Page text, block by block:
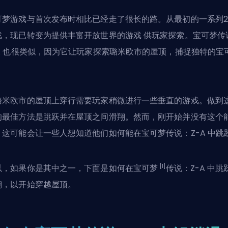
游戏与首次发布时相比已经走了很长的路。从最初的一系列
，现已转变为提供丰富开放世界的游戏供玩家探索。宝可梦传
很类似，因为它让玩家探索璐米欧市的屋顶，捕捉独特的宝
欧市的屋顶上穿行需要玩家稍微进行一些垂直的游戏。做到
佳方法是跳跃并在屋顶之间滑翔。然而，刚开始并没有这个
可能会让一些人想知道他们如何能在宝可梦传说：Z-A 中跳
如果你是其中之一，下面是如何在宝可梦 [1] 传说：Z-A 中跳
以开始穿越屋顶。